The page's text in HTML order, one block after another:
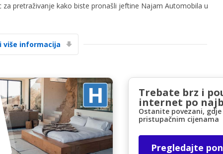
Posebni popusti
Pristupite ekskluzivnim ponudama naših
dobavljača
Prijava putem eLinka
za pretraživanje kako biste pronašli jeftine Najam Automobila u
više informacija
Trebate brz i
internet po
Ostanite povezani,
pristupačnim cijenama
Pregledajte